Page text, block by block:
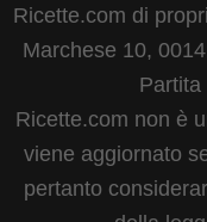
Ricette.com di
Marchese 10,
Partita
Ricette.com non è
viene aggiornato
pertanto